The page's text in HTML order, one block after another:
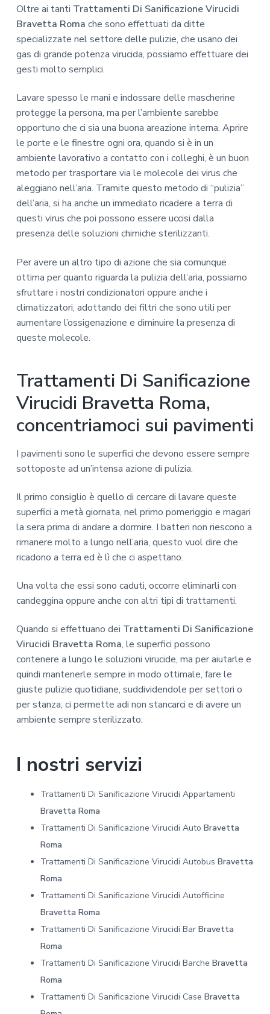
Oltre ai tanti Trattamenti Di Sanificazione Virucidi
Bravetta Roma che sono effettuati da ditte
specializzate nel settore delle pulizie, che usano dei
gas di grande potenza virucida, possiamo effettuare dei
gesti molto semplici.
Lavare spesso le mani e indossare delle mascherine
protegge la persona, ma per l’ambiente sarebbe
opportuno che ci sia una buona areazione interna. Aprire
le porte e le finestre ogni ora, quando si è in un
ambiente lavorativo a contatto con i colleghi, è un buon
metodo per trasportare via le molecole dei virus che
aleggiano nell’aria. Tramite questo metodo di “pulizia”
dell’aria, si ha anche un immediato ricadere a terra di
questi virus che poi possono essere uccisi dalla
presenza delle soluzioni chimiche sterilizzanti.
Per avere un altro tipo di azione che sia comunque
ottima per quanto riguarda la pulizia dell’aria, possiamo
sfruttare i nostri condizionatori oppure anche i
climatizzatori, adottando dei filtri che sono utili per
aumentare l’ossigenazione e diminuire la presenza di
queste molecole.
Trattamenti Di Sanificazione
Virucidi Bravetta Roma,
concentriamoci sui pavimenti
I pavimenti sono le superfici che devono essere sempre
sottoposte ad un’intensa azione di pulizia.
Il primo consiglio è quello di cercare di lavare queste
superfici a metà giornata, nel primo pomeriggio e magari
la sera prima di andare a dormire. I batteri non riescono a
rimanere molto a lungo nell’aria, questo vuol dire che
ricadono a terra ed è lì che ci aspettano.
Una volta che essi sono caduti, occorre eliminarli con
candeggina oppure anche con altri tipi di trattamenti.
Quando si effettuano dei Trattamenti Di Sanificazione
Virucidi Bravetta Roma, le superfici possono
contenere a lungo le soluzioni virucide, ma per aiutarle e
quindi mantenerle sempre in modo ottimale, fare le
giuste pulizie quotidiane, suddividendole per settori o
per stanza, ci permette adi non stancarci e di avere un
ambiente sempre sterilizzato.
I nostri servizi
Trattamenti Di Sanificazione Virucidi Appartamenti
Bravetta Roma
Trattamenti Di Sanificazione Virucidi Auto Bravetta
Roma
Trattamenti Di Sanificazione Virucidi Autobus Bravetta
Roma
Trattamenti Di Sanificazione Virucidi Autofficine
Bravetta Roma
Trattamenti Di Sanificazione Virucidi Bar Bravetta
Roma
Trattamenti Di Sanificazione Virucidi Barche Bravetta
Roma
Trattamenti Di Sanificazione Virucidi Case Bravetta